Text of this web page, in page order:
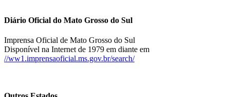
Diário Oficial do Mato Grosso do Sul
Imprensa Oficial de Mato Grosso do Sul
Disponível na Internet de 1979 em diante em
//ww1.imprensaoficial.ms.gov.br/search/